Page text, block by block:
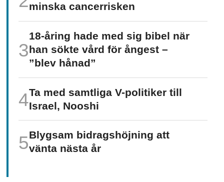
minska cancer­risken
18-åring hade med sig bibel när
han sökte vård för ångest –
”blev hånad”
Ta med samtliga V-politiker till
Israel, Nooshi
Blygsam bidrags­höjning att
vänta nästa år